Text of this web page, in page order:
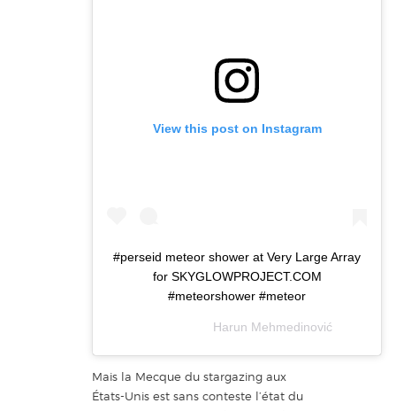
View this post on Instagram
#perseid meteor shower at Very Large Array
for SKYGLOWPROJECT.COM
#meteorshower #meteor
Harun Mehmedinović
Mais la Mecque du stargazing aux
États-Unis est sans conteste l’état du